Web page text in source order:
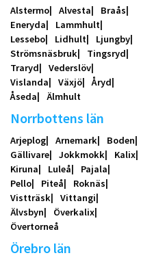
Alstermo Alvesta
Braås
Eneryda
Lammhult
Lessebo
Lidhult
Ljungby
Strömsnäsbruk
Tingsryd
Traryd
Vederslöv
Vislanda
Växjö
Åryd
Åseda
Älmhult
Norrbottens län
Arjeplog Arnemark
Boden
Gällivare
Jokkmokk
Kalix
Kiruna
Luleå
Pajala
Pello
Piteå
Roknäs
Vistträsk
Vittangi
Älvsbyn
Överkalix
Övertorneå
Örebro län